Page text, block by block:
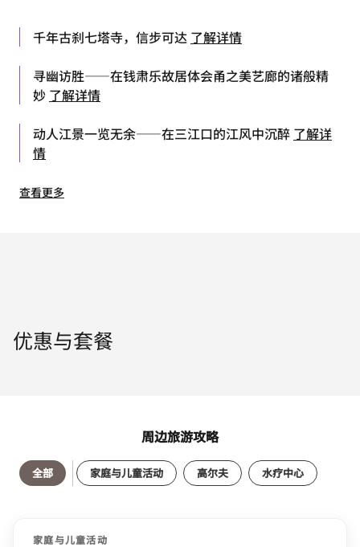
千年古刹七塔寺，信步可达 了解详情
寻幽访胜——在钱肃乐故居体会甬之美艺廊的诸般精
妙 了解详情
动人江景一览无余——在三江口的江风中沉醉 了解详
情
查看更多
优惠与套餐
周边旅游攻略
全部 家庭与儿童活动 高尔夫 水疗中心
家庭与儿童活动